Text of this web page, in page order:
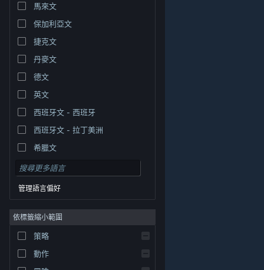
權人在美國與其它國家（地區）之財產。
Cookie
馬來文
保加利亞文
捷克文
丹麥文
德文
英文
西班牙文 - 西班牙
西班牙文 - 拉丁美洲
希臘文
管理語言偏好
依標籤縮小範圍
策略
動作